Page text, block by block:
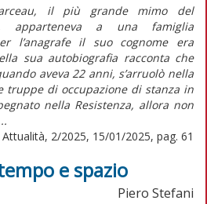
il più grande mimo del
apparteneva a una famiglia
l’anagrafe il suo cognome era
sua autobiografia racconta che
aveva 22 anni, s’arruolò nella
truppe di occupazione di stanza in
nella Resistenza, allora non
Attualità, 2/2025, 15/01/2025, pag. 61
e spazio
Piero Stefani